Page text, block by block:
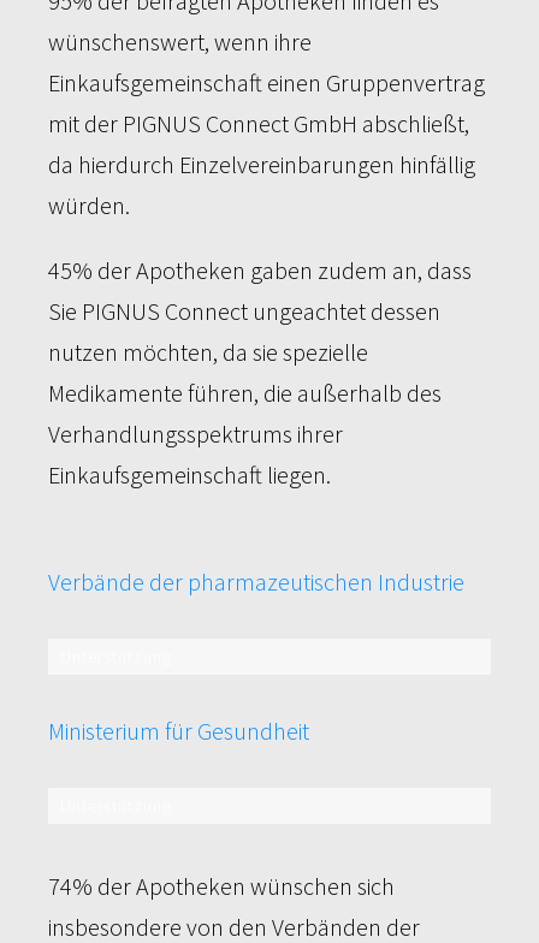
wünschenswert, wenn ihre
Einkaufsgemeinschaft einen Gruppenvertrag
mit der PIGNUS Connect GmbH abschließt,
da hierdurch Einzelvereinbarungen hinfällig
würden.
45% der Apotheken gaben zudem an, dass
Sie PIGNUS Connect ungeachtet dessen
nutzen möchten, da sie spezielle
Medikamente führen, die außerhalb des
Verhandlungsspektrums ihrer
Einkaufsgemeinschaft liegen.
Verbände der pharmazeutischen Industrie
Ministerium für Gesundheit
74% der Apotheken wünschen sich
insbesondere von den Verbänden der